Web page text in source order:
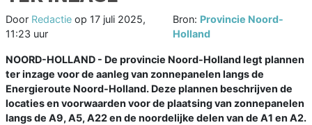
Door Redactie op 17 juli 2025,
11:23 uur
Bron: Provincie Noord-
Holland
NOORD-HOLLAND - De provincie Noord-Holland legt plannen
ter inzage voor de aanleg van zonnepanelen langs de
Energieroute Noord-Holland. Deze plannen beschrijven de
locaties en voorwaarden voor de plaatsing van zonnepanelen
langs de A9, A5, A22 en de noordelijke delen van de A1 en A2.